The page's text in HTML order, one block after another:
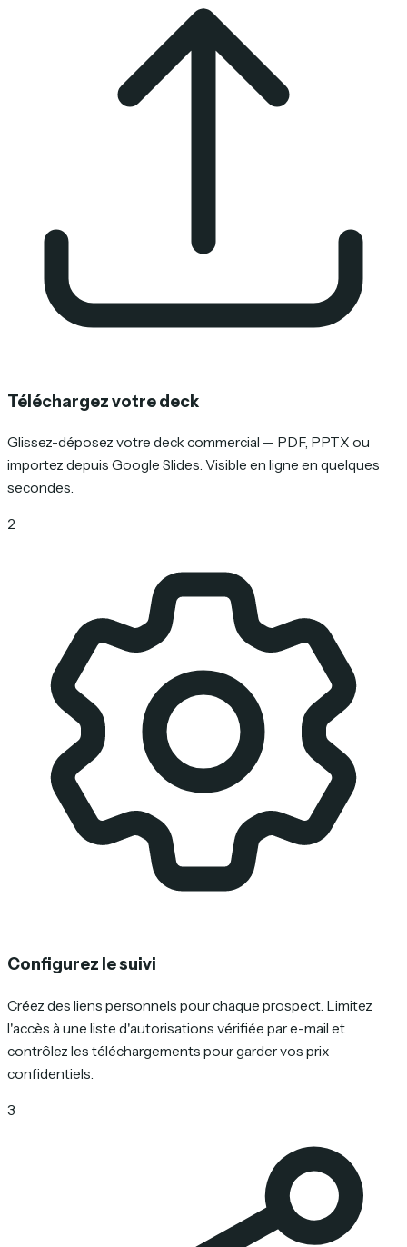
Téléchargez votre deck
Glissez-déposez votre deck commercial — PDF, PPTX ou
importez depuis Google Slides. Visible en ligne en quelques
secondes.
2
Configurez le suivi
Créez des liens personnels pour chaque prospect. Limitez
l'accès à une liste d'autorisations vérifiée par e-mail et
contrôlez les téléchargements pour garder vos prix
confidentiels.
3